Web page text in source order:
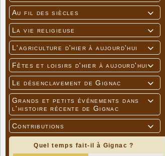

Au fil des siècles

La vie religieuse

L'agriculture d'hier à aujourd'hui

Fêtes et loisirs d'hier à aujourd'hui

Le désenclavement de Gignac

Grands et petits événements dans
l'histoire récente de Gignac

Contributions
Quel temps fait-il à Gignac ?